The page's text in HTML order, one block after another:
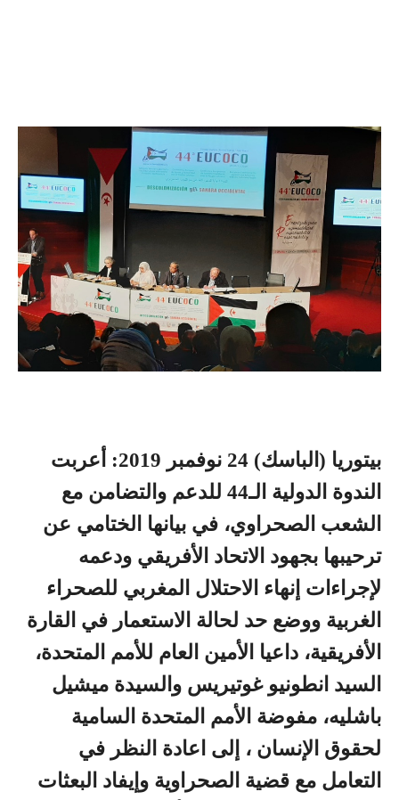
بيتوريا (الباسك) 24 نوفمبر 2019: أعربت
الندوة الدولية الـ44 للدعم والتضامن مع
الشعب الصحراوي، في بيانها الختامي عن
ترحيبها بجهود الاتحاد الأفريقي ودعمه
لإجراءات إنهاء الاحتلال المغربي للصحراء
الغربية ووضع حد لحالة الاستعمار في القارة
الأفريقية، داعيا الأمين العام للأمم المتحدة،
السيد انطونيو غوتيريس والسيدة ميشيل
باشليه، مفوضة الأمم المتحدة السامية
لحقوق الإنسان ، إلى اعادة النظر في
التعامل مع قضية الصحراوية وإيفاد البعثات